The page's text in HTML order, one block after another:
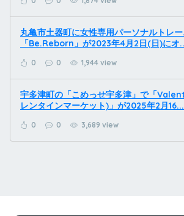
丸亀市土器町に女性専用パーソナルトレ
「Be.Reborn」が2023年4月2日(日)にオ
0 0 1,944 view
宇多津町の「こめっせ宇多津」で「
レンタインマーケット)」が2025年2月16...
0 0 3,689 view